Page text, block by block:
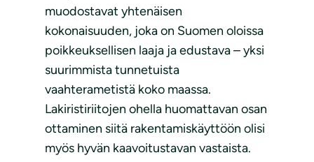
muodostavat yhtenäisen
kokonaisuuden, joka on Suomen oloissa
poikkeuksellisen laaja ja edustava – yksi
suurimmista tunnetuista
vaahterametistä koko maassa.
Lakiristiriitojen ohella huomattavan osan
ottaminen siitä rakentamiskäyttöön olisi
myös hyvän kaavoitustavan vastaista.